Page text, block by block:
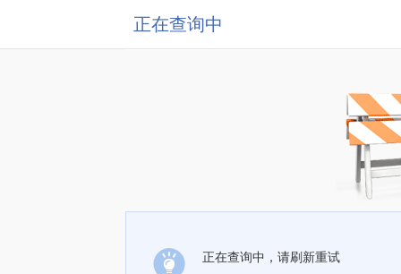
正在查询中
正在查询中，请刷新重试